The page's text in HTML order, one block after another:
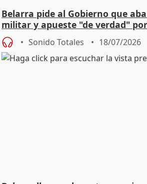
Belarra pide al Gobierno que
militar y apueste "de verdad"
Sonido Totales 18/07/2026